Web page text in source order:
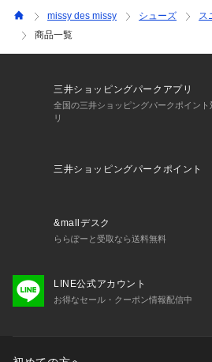
missy des missy シューズ
ス
商品一覧
三井ショッピングパークアプリ
全国の三井ショッピングパークポイン
リ
三井ショッピングパークポイント
&mallデスク
ららぽーと受取なら送料無料
LINE公式アカウント
お得なセール・クーポン情報配信中